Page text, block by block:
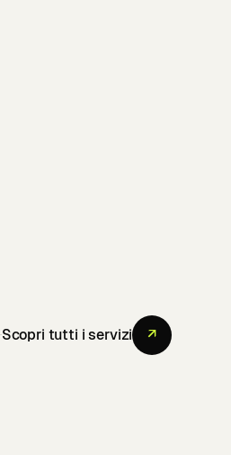
Scopri tutti i servizi ↗